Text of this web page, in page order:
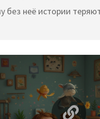
без неё истории